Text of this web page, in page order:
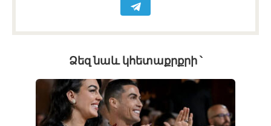
Ձեզ նաև կհետաքրքրի ՝